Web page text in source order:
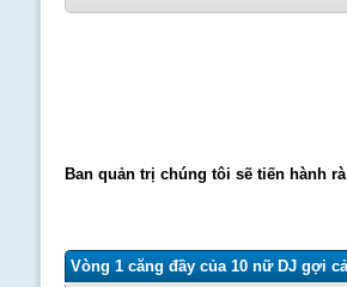
Ban quản trị chúng tôi sẽ tiến hành
Vòng 1 căng đầy của 10 nữ DJ gợi